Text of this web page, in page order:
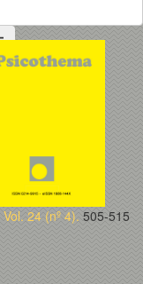
Vol. 24 (nº 4). 505-515